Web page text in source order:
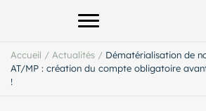
Afficher le menu
Accueil / Actualités / Dématérialisation de
AT/MP : création du compte obligatoire
!